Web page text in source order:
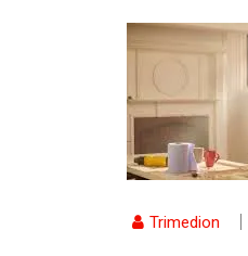
Trimedion